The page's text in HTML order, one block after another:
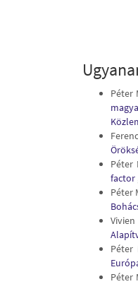
Péter
Péter
factor
Péter
Péter
Péter